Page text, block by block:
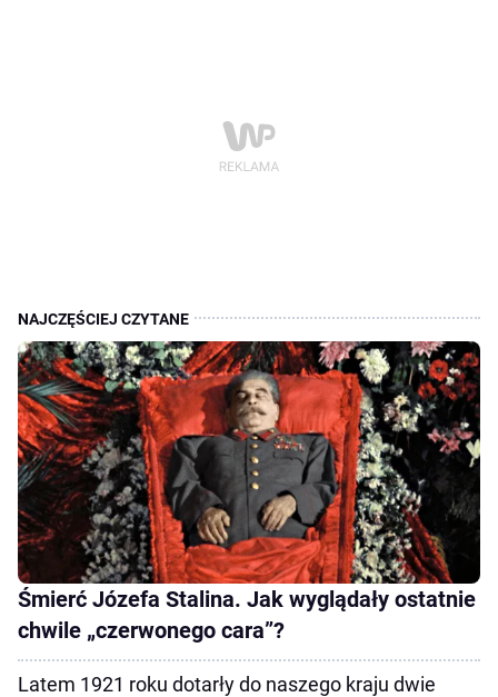
Śmierć Józefa Stalina. Jak wyglądały ostatnie
chwile „czerwonego cara”?
Latem 1921 roku dotarły do naszego kraju dwie